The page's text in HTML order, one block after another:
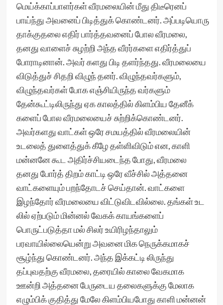
மெய்க்காப்பாளர்கள் வீரமலையின் மீது திடீரெனப்
பாய்ந்து அவனைப் பிடித்துக் கொண்டனர். அப்படியொரு
தாக்குதலை எதிர் பார்த்தவனைப் போல வீரமலை,
தனது வாளைச் சுழற்றி அந்த வீரர்களை எதிர்த்துப்
போராடினான். அவர் களது பிடி தளர்ந்தது. வீரமலையை
விடுத்துச் சிதறி விழுந் தனர். விழுந்தவர்களும்,
விழுந்தவர்கள் போக எஞ்சியிருந்த வர்களும்
தேன்கூட்டிலிருந்து ஏக காலத்தில் கிளம்பிய தேனீக்
களைப் போல வீரமலையைச் சுற்றிக்கொண்டனர்.
அவர்களது வாட்கள் ஒரே சமயத்தில் வீரமலையின்
உடலைத் துளைத்துக் கீழே தள்ளிவிடும் என, காளி
மன்னனே கூட அதிர்ச்சியடைந்த போது, வீரமலை
தனது போர்த் திறம் காட்டி ஒரே வீச்சில் அத்தனை
வாட்களையும் பறந்தோடச் செய்தான். வாட்களை
இழந்தோர் வீரமலையை விட்டுவிடவில்லை. தங்கள் உட
லில் ஏற்படும் மின்னல் வேகக் காயங்களைப்
பொருட்படுத்தா மல் சிலர் உயிரிழந்தாலும்
பரவாயில்லையென்று அவனை மிக நெருக்கமாகச்
சூழ்ந்து கொண்டனர். அந்த இக்கட்டி லிருந்து
தப்புவதற்கு வீரமலை, தரையில் காலை வேகமாக
ஊன்றி அத்தனை பேருடைய தலைகளுக்கு மேலாக
எழும்பிக் குதித்து மேலே கிளம்பியபோது காளி மன்னன்